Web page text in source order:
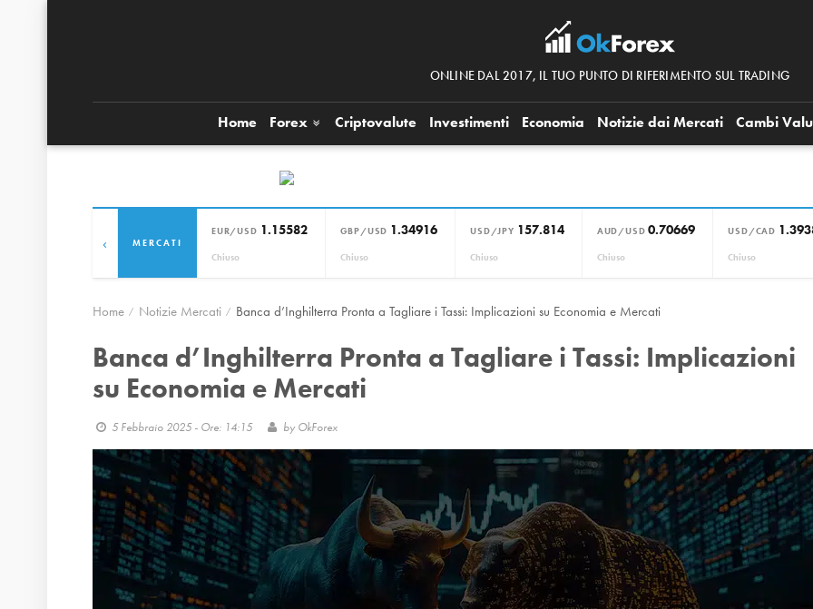
ONLINE DAL 2017, IL TUO PUNTO DI RIFERIMENTO SUL TRADING
Home Forex Criptovalute Investimenti Economia Notizie dai Mercati Cambi
MERCATI
EUR/USD 1.15582
Chiuso
GBP/USD 1.34916
Chiuso
USD/JPY 157.814
Chiuso
AUD/USD 0.70669
Chiuso
USD/CAD
Chiuso
‹
Home Notizie Mercati Banca d’Inghilterra Pronta a Tagliare i Tassi: Implicazioni su Economia e Mercati
Banca d’Inghilterra Pronta a Tagliare i Tassi: Implicazioni
su Economia e Mercati
5 Febbraio 2025 - Ore: 14:15 by OkForex